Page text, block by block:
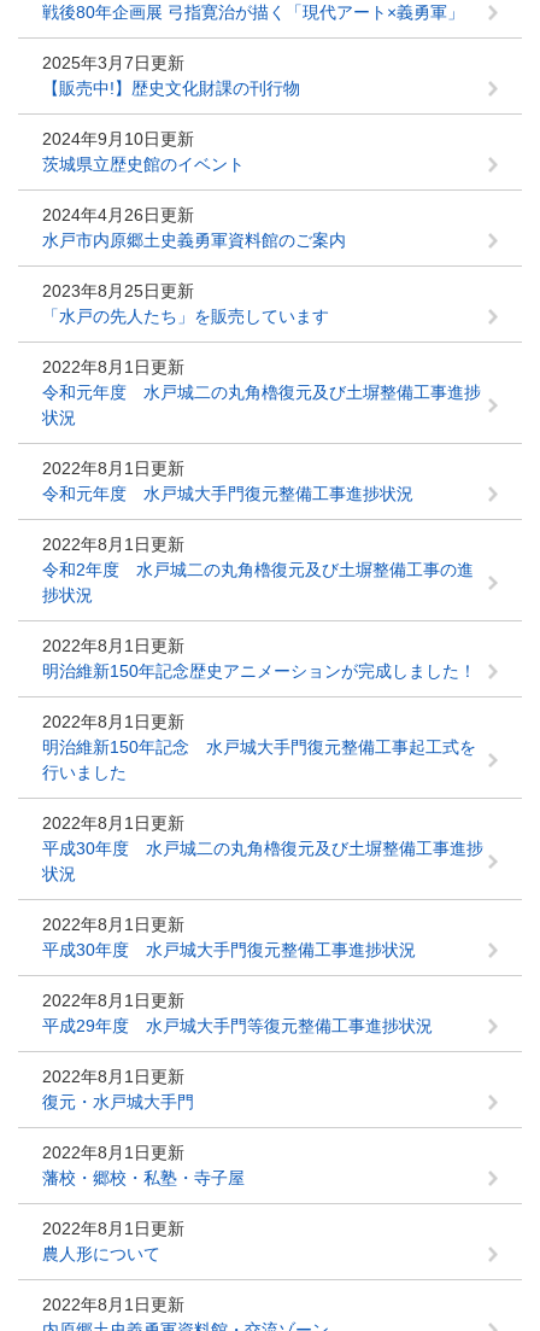
戦後80年企画展 弓指寛治が描く「現代アート×義勇軍」
2025年3月7日更新
【販売中!】歴史文化財課の刊行物
2024年9月10日更新
茨城県立歴史館のイベント
2024年4月26日更新
水戸市内原郷土史義勇軍資料館のご案内
2023年8月25日更新
「水戸の先人たち」を販売しています
2022年8月1日更新
令和元年度 水戸城二の丸角櫓復元及び土塀整備工事進捗
状況
2022年8月1日更新
令和元年度 水戸城大手門復元整備工事進捗状況
2022年8月1日更新
令和2年度 水戸城二の丸角櫓復元及び土塀整備工事の進
捗状況
2022年8月1日更新
明治維新150年記念歴史アニメーションが完成しました！
2022年8月1日更新
明治維新150年記念 水戸城大手門復元整備工事起工式を
行いました
2022年8月1日更新
平成30年度 水戸城二の丸角櫓復元及び土塀整備工事進捗
状況
2022年8月1日更新
平成30年度 水戸城大手門復元整備工事進捗状況
2022年8月1日更新
平成29年度 水戸城大手門等復元整備工事進捗状況
2022年8月1日更新
復元・水戸城大手門
2022年8月1日更新
藩校・郷校・私塾・寺子屋
2022年8月1日更新
農人形について
2022年8月1日更新